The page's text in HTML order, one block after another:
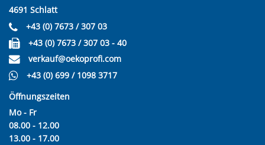
4691 Schlatt
+43 (0) 7673 / 307 03
+43 (0) 7673 / 307 03 - 40
verkauf@oekoprofi.com
+43 (0) 699 / 1098 3717
Öffnungszeiten
Mo - Fr
08.00 - 12.00
13.00 - 17.00